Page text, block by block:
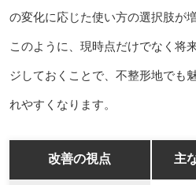
の変化に応じた使い方の選択肢が
このように、現時点だけでなく将
ジしておくことで、不整形地でも
れやすくなります。
改善の視点 主